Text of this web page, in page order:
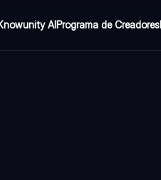
AIPrograma de Creadores